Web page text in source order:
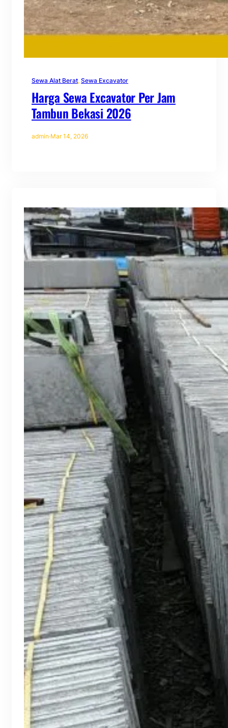
Sewa Alat Berat, Sewa Excavator
Harga Sewa Excavator Per Jam
Tambun Bekasi 2026
admin·Mar 14, 2026